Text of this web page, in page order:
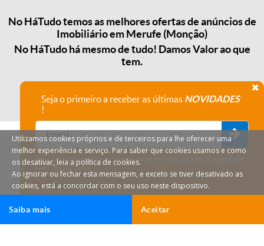
No HáTudo temos as melhores ofertas de anúncios de
Imobiliário em Merufe (Monção)
No HáTudo há mesmo de tudo! Damos Valor ao que
tem.
Seja o primeiro a receber as últimas NOVIDADES
!
Declaro que compreendi e aceito a Política de privacidade
do HáTudo.
Anular subscrição
Utilizamos cookies próprios e de terceiros para lhe oferecer uma
melhor experiência e serviço. Para saber que cookies usamos e como
os desativar, leia a política de cookies.
Ao ignorar ou fechar esta mensagem, e exceto se tiver desativado as
cookies, está a concordar com o seu uso neste dispositivo.
Aceitar
Saiba mais